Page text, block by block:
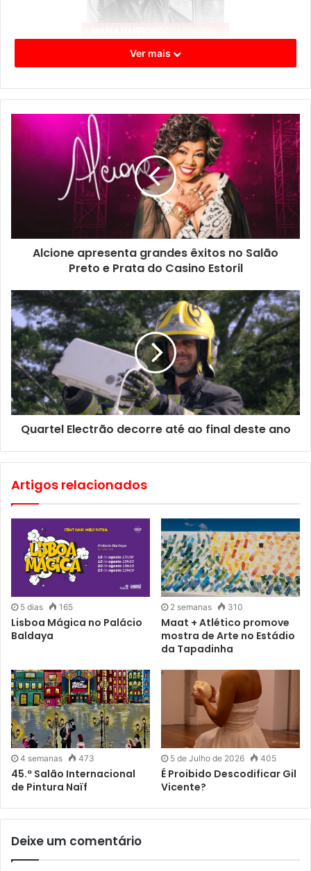
A organização é conjunta pelo IETL – Instituto de Estudos
de Literatura e Tradição, da NOVA FCSH, e pela Fundação
Mário Soares e Maria Barroso, integrando as
comemorações do centenário do nascimento de Maria
Barroso.
Ver mais
Alcione apresenta grandes êxitos no Salão
Preto e Prata do Casino Estoril
Quartel Electrão decorre até ao final deste ano
Artigos relacionados
5 dias 165
Lisboa Mágica no Palácio
Baldaya
2 semanas 310
Maat + Atlético promove
mostra de Arte no Estádio
da Tapadinha
4 semanas 473
45.º Salão Internacional
de Pintura Naïf
5 de Julho de 2026 405
É Proibido Descodificar Gil
Vicente?
Deixe um comentário